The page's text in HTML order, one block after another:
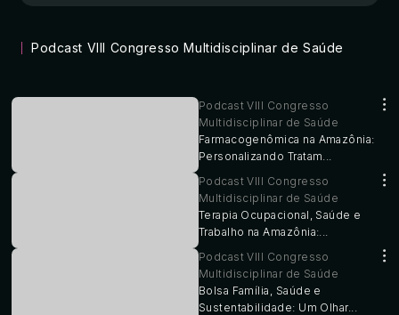
Podcast VIII Congresso Multidisciplinar de Saúde
Podcast VIII Congresso
Multidisciplinar de Saúde
Farmacogenômica na Amazônia:
Personalizando Tratam...
Podcast VIII Congresso
Multidisciplinar de Saúde
Terapia Ocupacional, Saúde e
Trabalho na Amazônia:...
Podcast VIII Congresso
Multidisciplinar de Saúde
Bolsa Família, Saúde e
Sustentabilidade: Um Olhar...